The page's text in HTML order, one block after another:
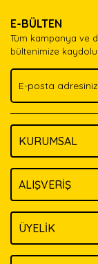
Ürün
Ürün
Bu ürüne
E-BÜLTEN
Tüm kampanya ve
bültenimize
KURUMSAL
ALIŞVERİŞ
ÜYELİK